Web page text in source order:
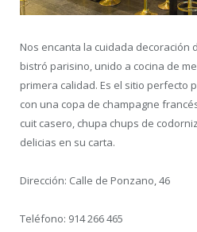
Nos encanta la cuidada decoración
bistró parisino, unido a cocina de
primera calidad. Es el sitio perfecto
con una copa de champagne
cuit casero, chupa chups de
delicias en su carta.
Dirección: Calle de Ponzano, 46
Teléfono: 914 266 465